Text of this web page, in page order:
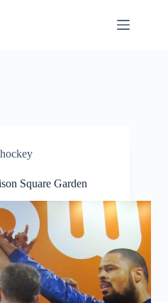
Square Garden